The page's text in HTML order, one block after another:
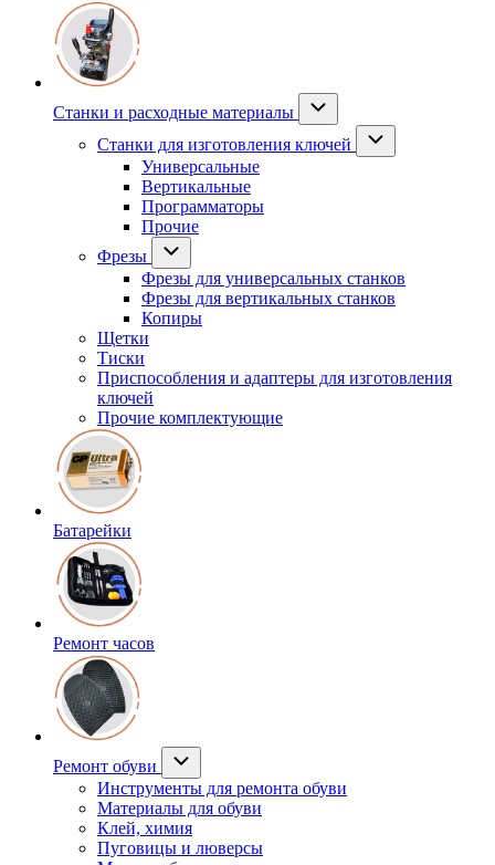
Станки и расходные материалы
Станки для изготовления ключей
Универсальные
Вертикальные
Программаторы
Прочие
Фрезы
Фрезы для универсальных станков
Фрезы для вертикальных станков
Копиры
Щетки
Тиски
Приспособления и адаптеры для изготовления
ключей
Прочие комплектующие
Батарейки
Ремонт часов
Ремонт обуви
Инструменты для ремонта обуви
Материалы для обуви
Клей, химия
Пуговицы и люверсы